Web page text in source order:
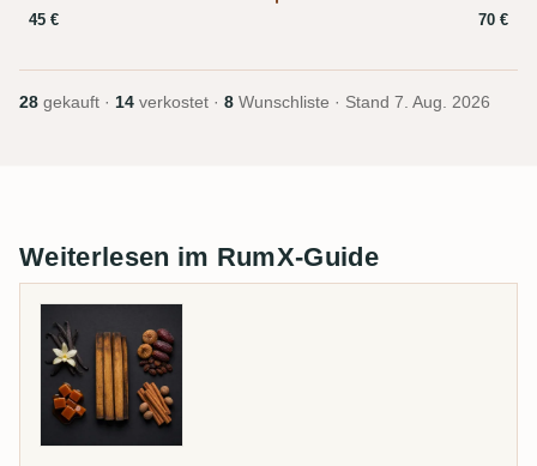
45 € 70 €
28 gekauft · 14 verkostet · 8 Wunschliste · Stand 7. Aug. 2026
Weiterlesen im RumX-Guide